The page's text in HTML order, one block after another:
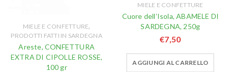
MIELE E CONFETTURE,
PRODOTTI FATTI IN SARDEGNA
Areste, CONFETTURA
EXTRA DI CIPOLLE ROSSE,
100 gr
MIELE E CONFETTURE
Cuore dell’Isola, ABAMELE DI
SARDEGNA, 250g
€7,50
AGGIUNGI AL CARRELLO